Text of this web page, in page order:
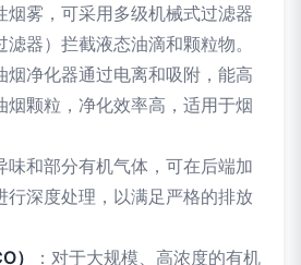
烟雾，可采用多级机械式过滤器
滤器）拦截液态油滴和颗粒物。
烟净化器通过电离和吸附，能高
烟颗粒，净化效率高，适用于烟
味和部分有机气体，可在后端加
行深度处理，以满足严格的排放
）
：对于大规模、高浓度的有机